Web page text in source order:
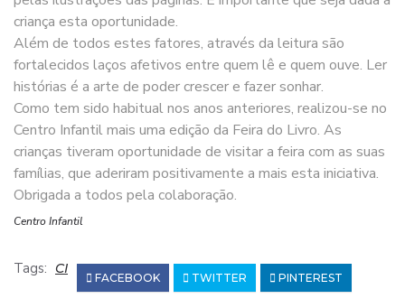
criança esta oportunidade.
Além de todos estes fatores, através da leitura são
fortalecidos laços afetivos entre quem lê e quem ouve. Ler
histórias é a arte de poder crescer e fazer sonhar.
Como tem sido habitual nos anos anteriores, realizou-se no
Centro Infantil mais uma edição da Feira do Livro. As
crianças tiveram oportunidade de visitar a feira com as suas
famílias, que aderiram positivamente a mais esta iniciativa.
Obrigada a todos pela colaboração.
Centro Infantil
Tags: CI
FACEBOOK TWITTER PINTEREST